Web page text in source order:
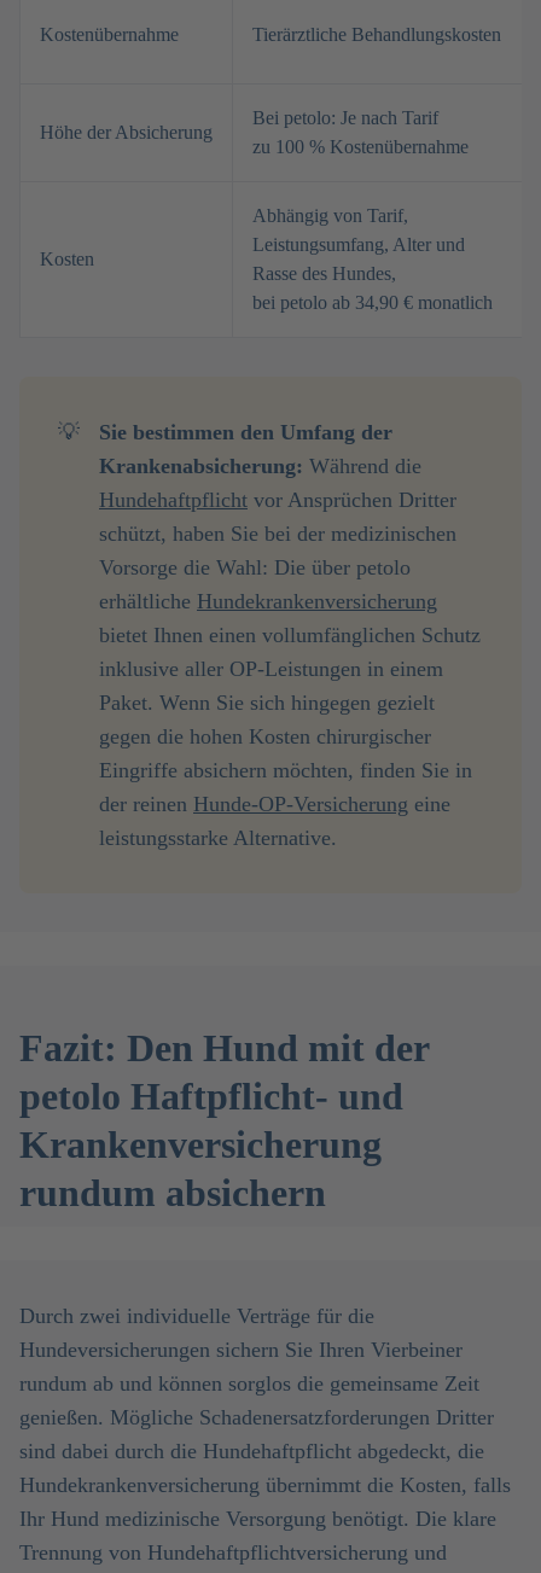
Kostenübernahme Tierärztliche Behandlungskosten
Höhe der Absicherung
Bei petolo: Je nach Tarif
zu 100 % Kostenübernahme
Kosten
Abhängig von Tarif,
Leistungsumfang, Alter und
Rasse des Hundes,
bei petolo ab 34,90 € monatlich
💡
Sie bestimmen den Umfang der
Krankenabsicherung: Während die
Hundehaftpflicht vor Ansprüchen Dritter
schützt, haben Sie bei der medizinischen
Vorsorge die Wahl: Die über petolo
erhältliche Hundekrankenversicherung
bietet Ihnen einen vollumfänglichen Schutz
inklusive aller OP-Leistungen in einem
Paket. Wenn Sie sich hingegen gezielt
gegen die hohen Kosten chirurgischer
Eingriffe absichern möchten, finden Sie in
der reinen Hunde-OP-Versicherung eine
leistungsstarke Alternative.
Fazit: Den Hund mit der
petolo Haftpflicht- und
Krankenversicherung
rundum absichern
Durch zwei individuelle Verträge für die
Hundeversicherungen sichern Sie Ihren Vierbeiner
rundum ab und können sorglos die gemeinsame Zeit
genießen. Mögliche Schadenersatzforderungen Dritter
sind dabei durch die Hundehaftpflicht abgedeckt, die
Hundekrankenversicherung übernimmt die Kosten, falls
Ihr Hund medizinische Versorgung benötigt. Die klare
Trennung von Hundehaftpflichtversicherung und